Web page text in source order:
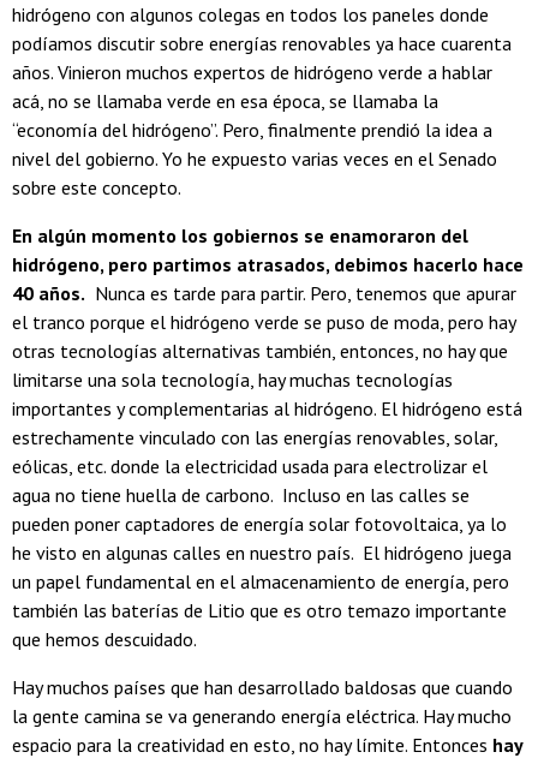
hidrógeno con algunos colegas en todos los paneles donde
podíamos discutir sobre energías renovables ya hace cuarenta
años. Vinieron muchos expertos de hidrógeno verde a hablar
acá, no se llamaba verde en esa época, se llamaba la
“economía del hidrógeno”. Pero, finalmente prendió la idea a
nivel del gobierno. Yo he expuesto varias veces en el Senado
sobre este concepto.
En algún momento los gobiernos se enamoraron del
hidrógeno, pero partimos atrasados, debimos hacerlo hace
40 años. Nunca es tarde para partir. Pero, tenemos que apurar
el tranco porque el hidrógeno verde se puso de moda, pero hay
otras tecnologías alternativas también, entonces, no hay que
limitarse una sola tecnología, hay muchas tecnologías
importantes y complementarias al hidrógeno. El hidrógeno está
estrechamente vinculado con las energías renovables, solar,
eólicas, etc. donde la electricidad usada para electrolizar el
agua no tiene huella de carbono. Incluso en las calles se
pueden poner captadores de energía solar fotovoltaica, ya lo
he visto en algunas calles en nuestro país. El hidrógeno juega
un papel fundamental en el almacenamiento de energía, pero
también las baterías de Litio que es otro temazo importante
que hemos descuidado.
Hay muchos países que han desarrollado baldosas que cuando
la gente camina se va generando energía eléctrica. Hay mucho
espacio para la creatividad en esto, no hay límite. Entonces hay